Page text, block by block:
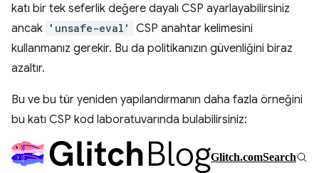
katı bir tek seferlik değere dayalı CSP ayarlayabilirsiniz
ancak 'unsafe-eval'
CSP anahtar kelimesini
kullanmanız gerekir. Bu da politikanızın güvenliğini biraz
azaltır.
Bu ve bu tür yeniden yapılandırmanın daha fazla örneğini
bu katı CSP kod laboratuvarında bulabilirsiniz: